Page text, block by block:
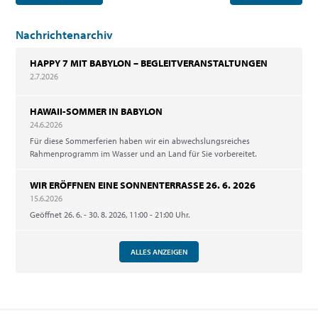
Nachrichtenarchiv
HAPPY 7 MIT BABYLON – BEGLEITVERANSTALTUNGEN
2.7.2026
HAWAII-SOMMER IN BABYLON
24.6.2026
Für diese Sommerferien haben wir ein abwechslungsreiches
Rahmenprogramm im Wasser und an Land für Sie vorbereitet.
WIR ERÖFFNEN EINE SONNENTERRASSE 26. 6. 2026
15.6.2026
Geöffnet 26. 6. - 30. 8. 2026, 11:00 - 21:00 Uhr.
ALLES ANZEIGEN